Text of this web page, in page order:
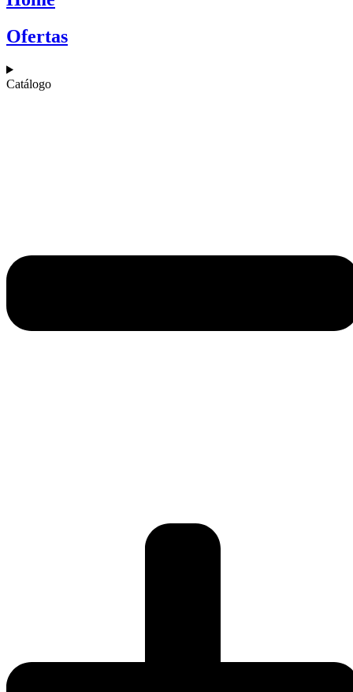
Ofertas
Catálogo